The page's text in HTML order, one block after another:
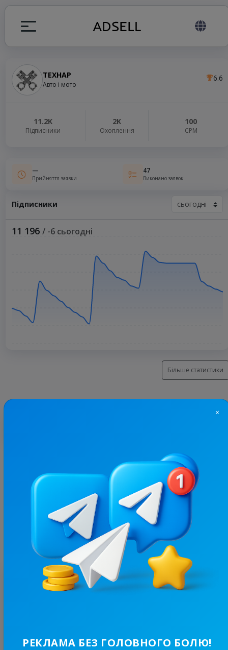
ТЕХНАР
Авто і мото
6.6
11.2K
Підписники
2K
Охоплення
100
СРМ
—
Прийняття заявки
47
Виконано заявок
Підписники
11 196 / -6 сьогодні
Більше статистики
18.7
ТРОЩА ⚠️ Україна
Ціна реклами
300 ₴
5 / 1 відгук
Відповіді власника немає
×
РЕКЛАМА БЕЗ ГОЛОВНОГО БОЛЮ!